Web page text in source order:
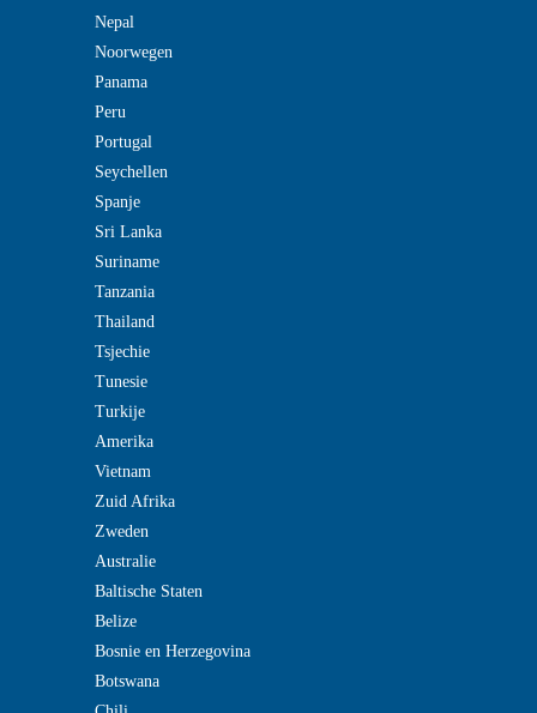
Nepal
Noorwegen
Panama
Peru
Portugal
Seychellen
Spanje
Sri Lanka
Suriname
Tanzania
Thailand
Tsjechie
Tunesie
Turkije
Amerika
Vietnam
Zuid Afrika
Zweden
Australie
Baltische Staten
Belize
Bosnie en Herzegovina
Botswana